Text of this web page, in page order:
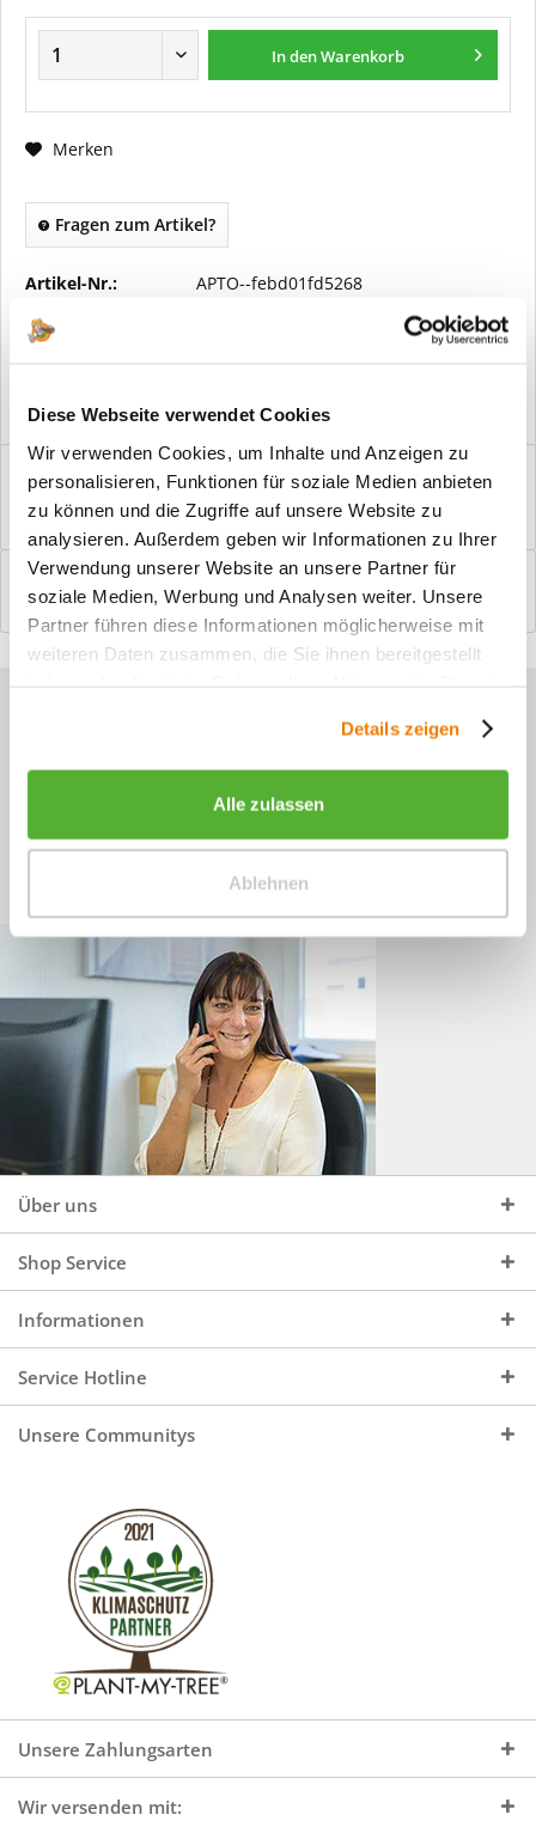
Diese Webseite verwendet Cookies
Wir verwenden Cookies, um Inhalte und Anzeigen zu
personalisieren, Funktionen für soziale Medien anbieten
zu können und die Zugriffe auf unsere Website zu
analysieren. Außerdem geben wir Informationen zu Ihrer
Verwendung unserer Website an unsere Partner für
soziale Medien, Werbung und Analysen weiter. Unsere
Partner führen diese Informationen möglicherweise mit
weiteren Daten zusammen, die Sie ihnen bereitgestellt
Details zeigen
Alle zulassen
Ablehnen
In denWarenkorb
Merken
Fragen zum Artikel?
Artikel-Nr.: APTO--febd01fd5268
Vorteile
Windfangelemente online am Bildschirm konfigurieren und
einbaufertig bestellen. In wenigen...
Bewertungen
0
Bewertungen lesen, schreiben und diskutieren...mehr
Sie haben Fragen zu unseren
+49 (0)4244 965 34 04
Mo - Do, 09:00 - 16:00 Uhr
und Fr, 09:00 - 13:00 Uhr
Über uns
Shop Service
Informationen
Service Hotline
Unsere Communitys
Unsere Zahlungsarten
Wir versenden mit: